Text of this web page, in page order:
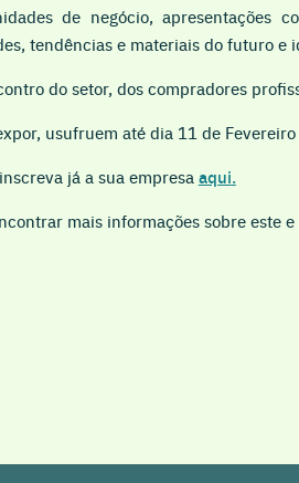
de negócio, apresentações
tendências e materiais do futuro e
do setor, dos compradores
usufruem até dia 11 de
já a sua empresa aqui.
mais informações sobre este